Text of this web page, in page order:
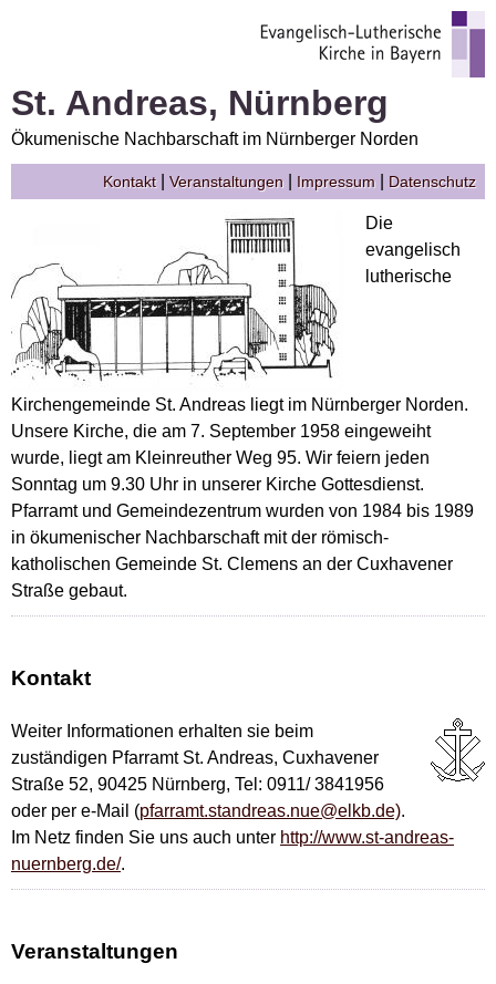
St. Andreas, Nürnberg
Ökumenische Nachbarschaft im Nürnberger Norden
Kontakt| Veranstaltungen Impressum Datenschutz
Die
evangelisch
lutherische
Kirchengemeinde St. Andreas liegt im Nürnberger Norden.
Unsere Kirche, die am 7. September 1958 eingeweiht
wurde, liegt am Kleinreuther Weg 95. Wir feiern jeden
Sonntag um 9.30 Uhr in unserer Kirche Gottesdienst.
Pfarramt und Gemeindezentrum wurden von 1984 bis 1989
in ökumenischer Nachbarschaft mit der römisch-
katholischen Gemeinde St. Clemens an der Cuxhavener
Straße gebaut.
Kontakt
Weiter Informationen erhalten sie beim
zuständigen Pfarramt St. Andreas, Cuxhavener
Straße 52, 90425 Nürnberg, Tel: 0911/ 3841956
oder per e-Mail (pfarramt.standreas.nue@elkb.de).
Im Netz finden Sie uns auch unter http://www.st-andreas-
nuernberg.de/.
Veranstaltungen